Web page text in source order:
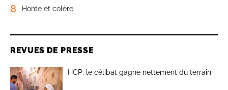
8 Honte et colère
REVUES DE PRESSE
HCP: le célibat gagne nettement du terrain